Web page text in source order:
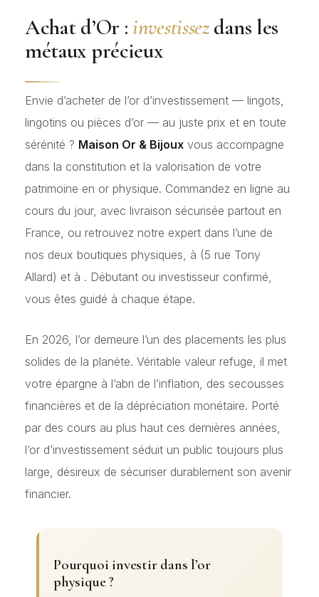
Achat d’Or : investissezdans les
métaux précieux
Envie d’acheter de l’or d’investissement — lingots,
lingotins ou pièces d’or — au juste prix et en toute
sérénité ? Maison Or & Bijoux vous accompagne
dans la constitution et la valorisation de votre
patrimoine en or physique. Commandez en ligne au
cours du jour, avec livraison sécurisée partout en
France, ou retrouvez notre expert dans l’une de
nos deux boutiques physiques, à (5 rue Tony
Allard) et à . Débutant ou investisseur confirmé,
vous êtes guidé à chaque étape.
En 2026, l’or demeure l’un des placements les plus
solides de la planète. Véritable valeur refuge, il met
votre épargne à l’abri de l’inflation, des secousses
financières et de la dépréciation monétaire. Porté
par des cours au plus haut ces dernières années,
l’or d’investissement séduit un public toujours plus
large, désireux de sécuriser durablement son avenir
financier.
Pourquoi investir dans l’or
physique ?